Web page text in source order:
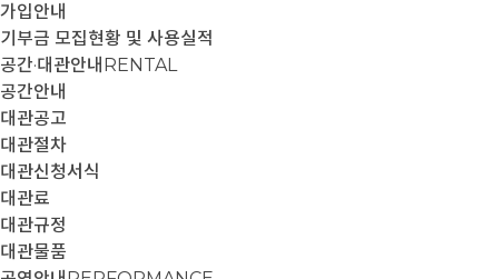
가입안내
기부금 모집현황 및 사용실적
공간·대관안내 RENTAL
공간안내
대관공고
대관절차
대관신청서식
대관료
대관규정
대관물품